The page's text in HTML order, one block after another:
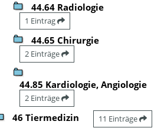
44.64 Radiologie
1 Eintrag
44.65 Chirurgie
2 Einträge
44.85 Kardiologie, Angiologie
2 Einträge
46 Tiermedizin 11 Einträge